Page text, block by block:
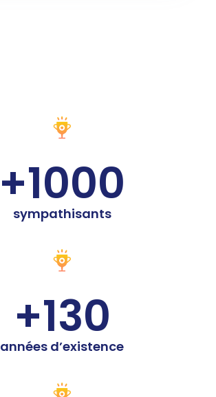
+1000
sympathisants
+130
années d’existence